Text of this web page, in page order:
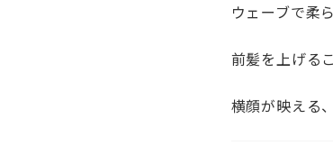
ウェーブで柔
前髪を上げる
横顔が映える